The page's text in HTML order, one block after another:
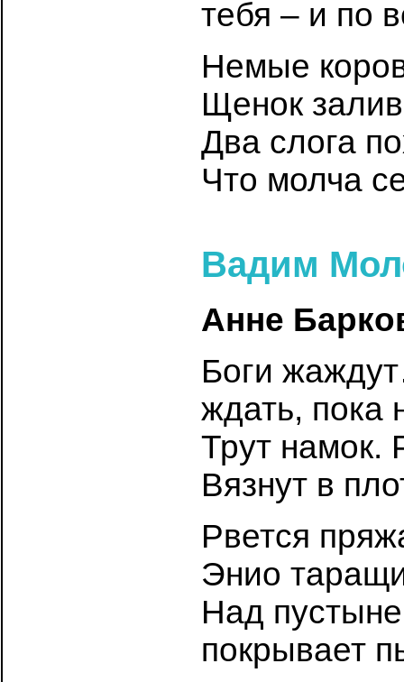
тебя – и по
Немые
Щенок
Два слога
Что молча
Вадим
Анне
Боги
ждать, пока
Трут намок.
Вязнут в
Рвется
Энио
Над
покрывает